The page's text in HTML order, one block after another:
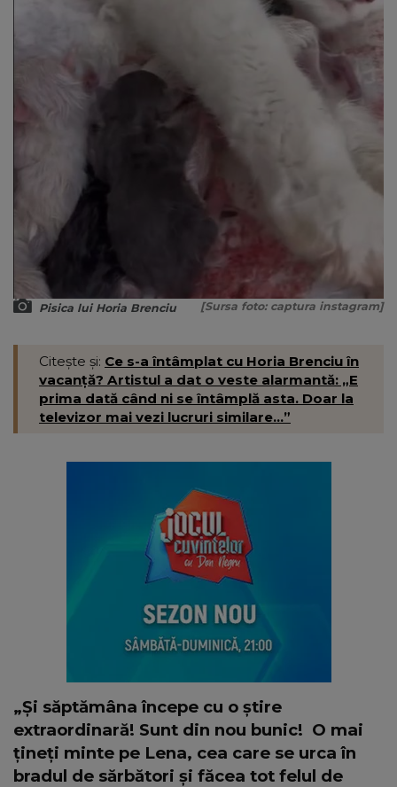
Pisica lui Horia Brenciu [Sursa foto: captura instagram]
Citește și: Ce s-a întâmplat cu Horia Brenciu în
vacanță? Artistul a dat o veste alarmantă: „E
prima dată când ni se întâmplă asta. Doar la
televizor mai vezi lucruri similare...”
„Și săptămâna începe cu o știre
extraordinară! Sunt din nou bunic! O mai
țineți minte pe Lena, cea care se urca în
bradul de sărbători și făcea tot felul de